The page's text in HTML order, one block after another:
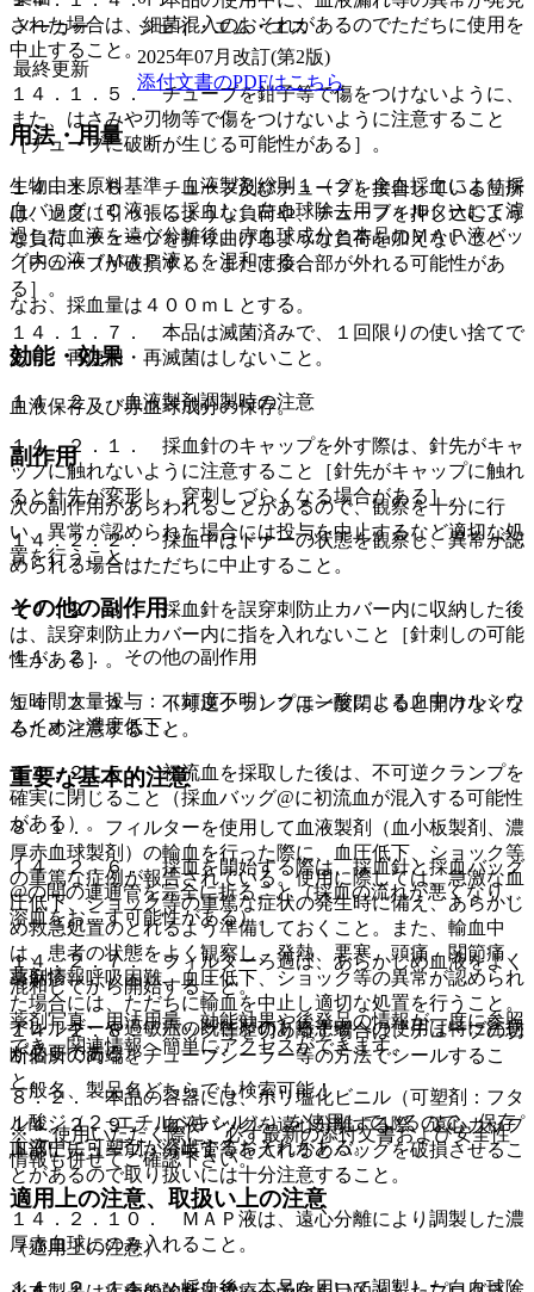
された場合は、細菌混入のおそれがあるのでただちに使用を
中止すること。
１４．１．５． チューブを鉗子等で傷をつけないように、
また、はさみや刃物等で傷をつけないように注意すること
［チューブに破断が生じる可能性がある］。
１４．１．６． チューブ及びチューブを接合している箇所
は、過度に引っ張るような負荷や、チューブを押し込むよう
な負荷、チューブを折り曲げるような負荷を加えないこと
［チューブが破損する、または接合部が外れる可能性があ
る］。
１４．１．７． 本品は滅菌済みで、１回限りの使い捨てで
あり、再使用・再滅菌はしないこと。
１４．２． 血液製剤調製時の注意
１４．２．１． 採血針のキャップを外す際は、針先がキャ
ップに触れないように注意すること［針先がキャップに触れ
ると針先が変形し、穿刺しづらくなる場合がある］。
１４．２．２． 採血中はドナーの状態を観察し、異常が認
められる場合はただちに中止すること。
１４．２．３． 採血針を誤穿刺防止カバー内に収納した後
は、誤穿刺防止カバー内に指を入れないこと［針刺しの可能
性がある］。
１４．２．４． 不可逆クランプは一度閉じると開けなくな
るため注意すること。
１４．２．５． 初流血を採取した後は、不可逆クランプを
確実に閉じること（採血バッグ@に初流血が混入する可能性
がある）。
１４．２．６． 採血を開始する際は、採血針と採血バッグ
@の間の連通管を完全に折ること（採血の流れが悪くなり、
溶血をおこす可能性がある）。
１４．２．７． フィルターろ過は、あらかじめ血液をよく
混和してから開始すること。
１４．２．８． バッグ等を切り離す場合は、チューブの切
断個所の両端をチューブシーラー等の方法でシールするこ
と。
１４．２．９． 血液バッグを遠心分離する際、遠心カップ
下部にチューブ・分岐管等を入れるとバッグを破損させるこ
とがあるので取り扱いには十分注意すること。
１４．２．１０． ＭＡＰ液は、遠心分離により調製した濃
厚赤血球にのみ入れること。
メーカー
ジェイ・エム・エス
最終更新
2025年07月改訂(第2版)
添付文書のPDFはこちら
用法・用量
生物由来原料基準 血液製剤総則１（２）全血採血により採
血バッグ（Ｃ液）に採血し、白血球除去用フィルターにて濾
過した血液を遠心分離後、赤血球成分と本品のＭＡＰ液バッ
グ内の液（ＭＡＰ液）を混和する。
なお、採血量は４００ｍＬとする。
効能・効果
血液保存及び赤血球成分の保存。
副作用
次の副作用があらわれることがあるので、観察を十分に行
い、異常が認められた場合には投与を中止するなど適切な処
置を行うこと。
その他の副作用
１１．２． その他の副作用
短時間大量投与：（頻度不明）クエン酸による血中カルシウ
ムイオン濃度低下。
重要な基本的注意
８．１． フィルターを使用して血液製剤（血小板製剤、濃
厚赤血球製剤）の輸血を行った際に、血圧低下、ショック等
の重篤な症例が報告されている。使用に際しては、急激な血
圧低下、ショック等の重篤な症状の発生時に備え、あらかじ
め救急処置のとれるよう準備しておくこと。また、輸血中
は、患者の状態をよく観察し、発熱、悪寒、頭痛、関節痛、
蕁麻疹、呼吸困難、血圧低下、ショック等の異常が認められ
た場合には、ただちに輸血を中止し適切な処置を行うこと。
アレルギーや過敏症の既往歴のある患者への使用は特に注意
が必要である。
８．２． 本品の容器には、ポリ塩化ビニル（可塑剤：フタ
ル酸ジ（２−エチルヘキシル））を使用しているので、保存
血液中に可塑剤が溶出するおそれがある。
適用上の注意、取扱い上の注意
（適用上の注意）
薬剤情報
薬剤写真、用法用量、効能効果や後発品の情報が一度に参照
でき、関連情報へ簡単にアクセスができます。
一般名、製品名どちらでも検索可能！
※ ご使用いただく際に、必ず最新の添付文書および安全性
情報も併せてご確認下さい。